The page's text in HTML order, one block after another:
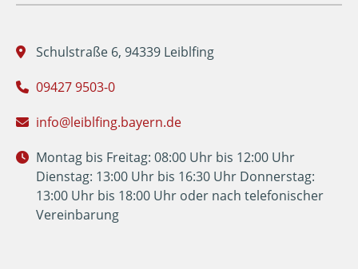
Schulstraße 6, 94339 Leiblfing
09427 9503-0
info@leiblfing.bayern.de
Montag bis Freitag: 08:00 Uhr bis 12:00 Uhr
Dienstag: 13:00 Uhr bis 16:30 Uhr Donnerstag:
13:00 Uhr bis 18:00 Uhr oder nach telefonischer
Vereinbarung